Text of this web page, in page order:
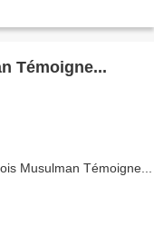
Témoigne...